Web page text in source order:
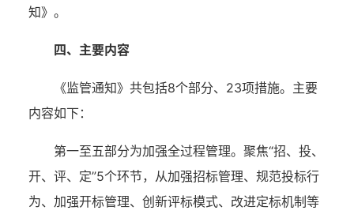
知》。
四、主要内容
《监管通知》共包括8个部分、23项措施。主要
内容如下：
第一至五部分为加强全过程管理。 聚焦“招、投、
开、评、定”5个环节， 从加强招标管理、规范投标行
为、加强开标管理、创新评标模式、改进定标机制 等